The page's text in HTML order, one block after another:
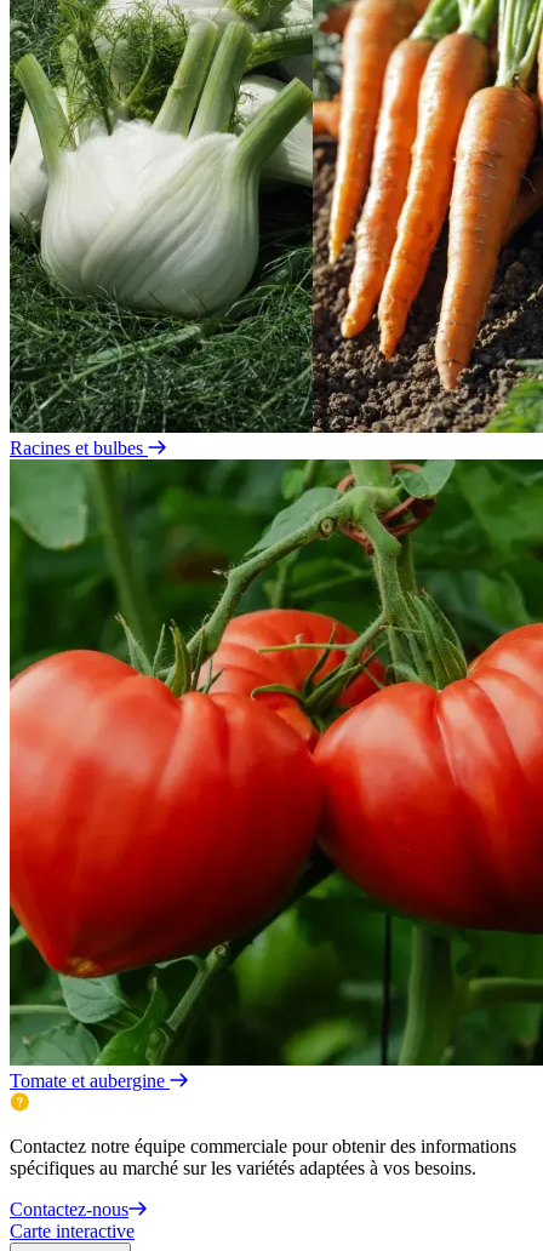
Racines et bulbes
Tomate et aubergine
Contactez notre équipe commerciale pour obtenir des informations
spécifiques au marché sur les variétés adaptées à vos besoins.
Contactez-nous
Carte interactive